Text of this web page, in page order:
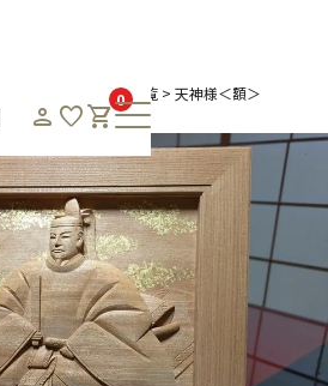
person favoriteshopping_cart
0
プレミアム商品一覧 天神様＜額＞